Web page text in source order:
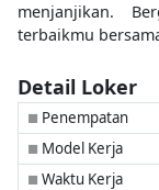
menjanjikan.
terbaikmu
Detail Loker
■ Penempatan
■ Model Kerja
■ Waktu Kerja